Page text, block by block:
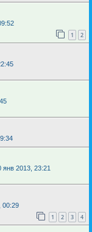
1 2
янв 2013, 23:21
00:29
1 2 3 4